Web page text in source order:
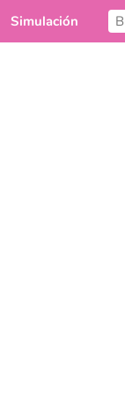
Simulación